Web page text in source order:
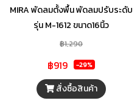
MIRA พัดลมตั้งพื้น พัดลมปรับระดับ
รุ่น M-1612 ขนาด16นิ้ว
฿1,290
฿919 -29%
สั่งซื้อสินค้า